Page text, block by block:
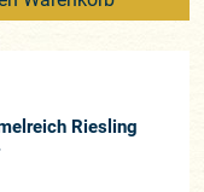
zumeist schon
Töne hier
nach der
zwei Jahre
heißt, dass die
Riesling